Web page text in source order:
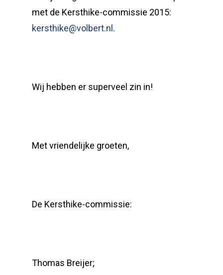
met de Kersthike-commissie 2015:
kersthike@volbert.nl .
Wij hebben er superveel zin in!
Met vriendelijke groeten,
De Kersthike-commissie:
Thomas Breijer;